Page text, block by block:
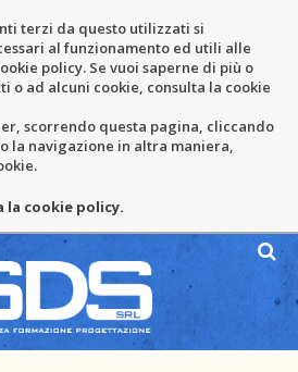
terzi da questo utilizzati si
al funzionamento ed utili alle
policy. Se vuoi saperne di più o
o ad alcuni cookie, consulta la cookie
scorrendo questa pagina, cliccando
la navigazione in altra maniera,
la cookie policy.